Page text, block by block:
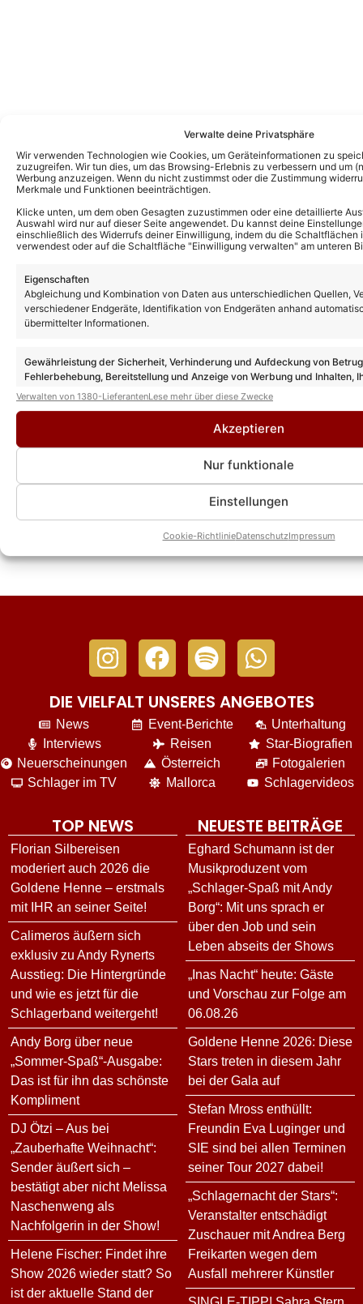
Verwalte deine Privatsphäre
Wir verwenden Technologien wie Cookies, um Geräteinformationen zu
zuzugreifen. Wir tun dies, um das Browsing-Erlebnis zu verbessern und um
Werbung anzuzeigen. Wenn du nicht zustimmst oder die Zustimmung
Merkmale und Funktionen beeinträchtigen.
Klicke unten, um dem oben Gesagten zuzustimmen oder eine detaillierte
Auswahl wird nur auf dieser Seite angewendet. Du kannst deine
einschließlich des Widerrufs deiner Einwilligung, indem du die
verwendest oder auf die Schaltfläche "Einwilligung verwalten" am unteren
Eigenschaften
Abgleichung und Kombination von Daten aus unterschiedlichen Quellen,
verschiedener Endgeräte, Identifikation von Endgeräten anhand
übermittelter Informationen.
Gewährleistung der Sicherheit, Verhinderung und Aufdeckung von
Fehlerbehebung, Bereitstellung und Anzeige von Werbung und Inhalten,
Entscheidungen zum Datenschutz speichern und übermitteln.
Verwalten von 1380-LieferantenLese mehr über diese Zwecke
Akzeptieren
Nur funktionale
Einstellungen
Cookie-RichtlinieDatenschutzImpressum
Das könnte Euch auch interessieren:
DSDS: Ist der Schlager der Garant für eine
langlebige Karriere?
Palais Vest feiert Jubiläum mit
Schlagerparty – hier die schönsten Fotos
DIE VIELFALT UNSERES ANGEBOTES
News
Interviews
Neuerscheinungen
Schlager im TV
Event-Berichte
Reisen
Österreich
Mallorca
Unterhaltung
Star-Biografien
Fotogalerien
Schlagervideos
TOP NEWS
Florian Silbereisen
moderiert auch 2026 die
Goldene Henne – erstmals
mit IHR an seiner Seite!
Calimeros äußern sich
exklusiv zu Andy Rynerts
Ausstieg: Die Hintergründe
und wie es jetzt für die
Schlagerband weitergeht!
Andy Borg über neue
„Sommer-Spaß“-Ausgabe:
Das ist für ihn das schönste
Kompliment
DJ Ötzi – Aus bei
„Zauberhafte Weihnacht“:
Sender äußert sich –
bestätigt aber nicht Melissa
Naschenweng als
Nachfolgerin in der Show!
Helene Fischer: Findet ihre
Show 2026 wieder statt? So
ist der aktuelle Stand der
NEUESTE BEITRÄGE
Eghard Schumann ist der
Musikproduzent vom
„Schlager-Spaß mit Andy
Borg“: Mit uns sprach er
über den Job und sein
Leben abseits der Shows
„Inas Nacht“ heute: Gäste
und Vorschau zur Folge am
06.08.26
Goldene Henne 2026: Diese
Stars treten in diesem Jahr
bei der Gala auf
Stefan Mross enthüllt:
Freundin Eva Luginger und
SIE sind bei allen Terminen
seiner Tour 2027 dabei!
„Schlagernacht der Stars“:
Veranstalter entschädigt
Zuschauer mit Andrea Berg
Freikarten wegen dem
Ausfall mehrerer Künstler